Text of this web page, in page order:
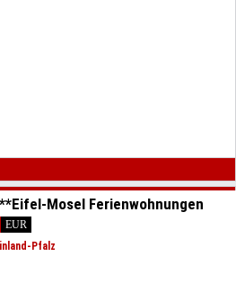
Mosel Ferienwohnungen
EUR
Pfalz